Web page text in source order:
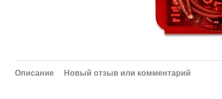
Описание Новый отзыв или комментарий